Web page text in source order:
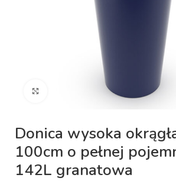
Kliknij aby powiększyć
Donica wysoka
100cm o pełnej
142L granatowa